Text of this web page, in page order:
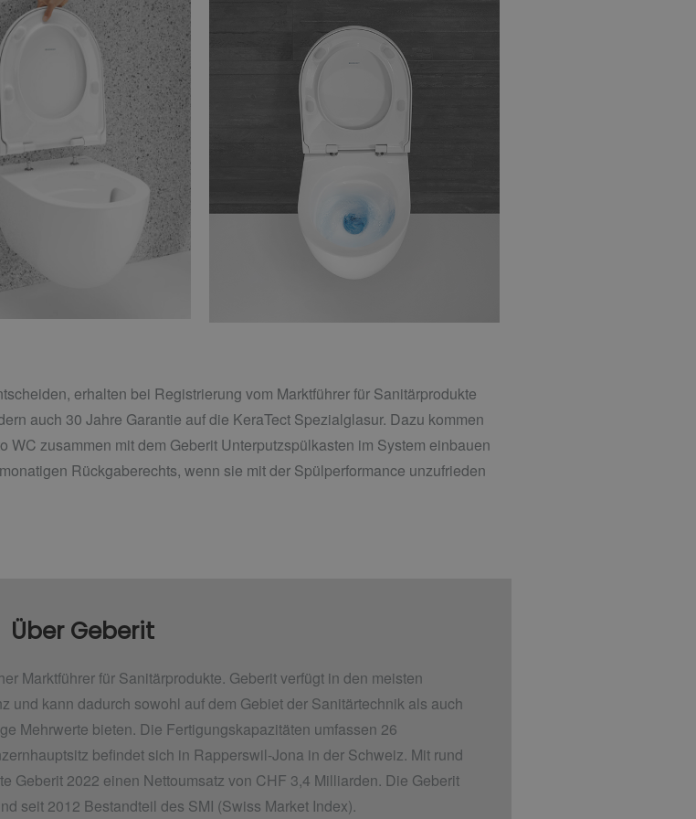
erhalten bei Registrierung vom Marktführer für Sanitärprodukte
auch 30 Jahre Garantie auf die KeraTect Spezialglasur. Dazu kommen
zusammen mit dem Geberit Unterputzspülkasten im System einbauen
Rückgaberechts, wenn sie mit der Spülperformance unzufrieden
Über Geberit
Marktführer für Sanitärprodukte. Geberit verfügt in den meisten
und kann dadurch sowohl auf dem Gebiet der Sanitärtechnik als auch
Mehrwerte bieten. Die Fertigungskapazitäten umfassen 26
befindet sich in Rapperswil-Jona in der Schweiz. Mit rund
Geberit 2022 einen Nettoumsatz von CHF 3,4 Milliarden. Die Geberit
seit 2012 Bestandteil des SMI (Swiss Market Index).